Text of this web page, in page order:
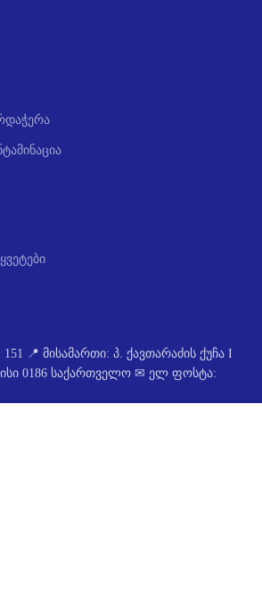
📍 მისამართი: პ. ქავთარაძის ქუჩა I
0186 საქართველო ✉ ელ ფოსტა: